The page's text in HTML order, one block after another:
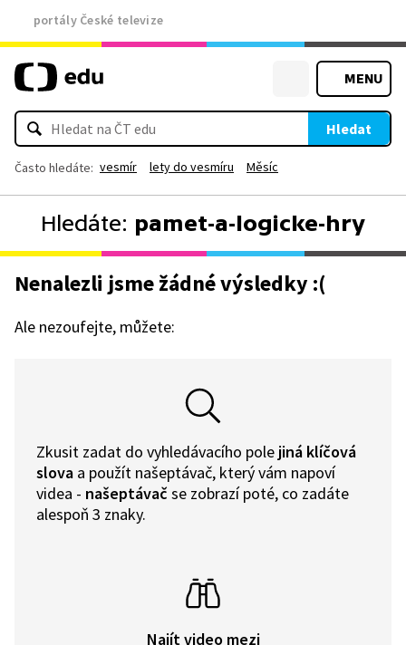
portály České televize
MENU
Hledat
Často hledáte: vesmír lety do vesmíru Měsíc
Hledáte: pamet-a-logicke-hry
Nenalezli jsme žádné výsledky :(
Ale nezoufejte, můžete:
Zkusit zadat do vyhledávacího pole jiná klíčová
slova a použít našeptávač, který vám napoví
videa - našeptávač se zobrazí poté, co zadáte
alespoň 3 znaky.
Najít video mezi